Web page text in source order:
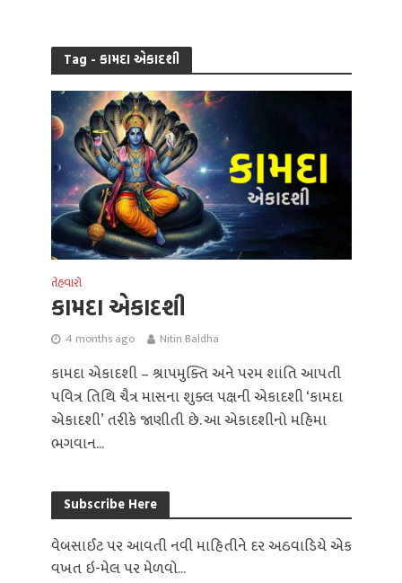
Tag - કામદા એકાદશી
તેહવારો
કામદા એકાદશી
4 months ago Nitin Baldha
કામદા એકાદશી – શ્રાપમુક્તિ અને પરમ શાંતિ આપતી
પવિત્ર તિથિ ચૈત્ર માસના શુક્લ પક્ષની એકાદશી ‘કામદા
એકાદશી’ તરીકે જાણીતી છે. આ એકાદશીનો મહિમા
ભગવાન...
Subscribe Here
વેબસાઈટ પર આવતી નવી માહિતીને દર અઠવાડિયે એક
વખત ઇ-મેલ પર મેળવો...